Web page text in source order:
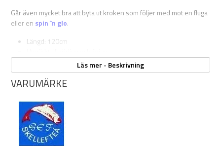
Går även mycket bra att byta ut kroken som följer med mot en fluga
eller en spin `n glo.
Längd: 120cm
Läs mer - Beskrivning
VARUMÄRKE